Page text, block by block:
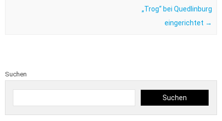
„Trog“ bei Quedlinburg
eingerichtet →
Suchen
Suchen